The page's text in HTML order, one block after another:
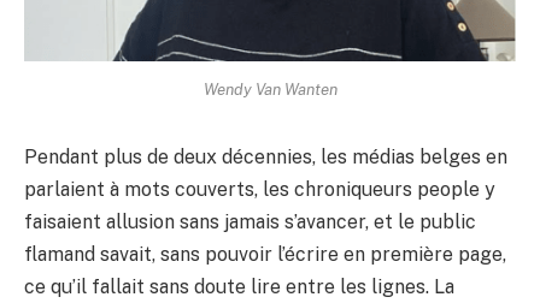
Wendy Van Wanten
Pendant plus de deux décennies, les médias belges en
parlaient à mots couverts, les chroniqueurs people y
faisaient allusion sans jamais s’avancer, et le public
flamand savait, sans pouvoir l’écrire en première page,
ce qu’il fallait sans doute lire entre les lignes. La